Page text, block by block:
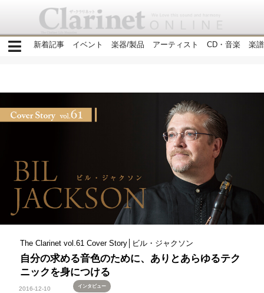
新着記事 イベント 楽器/製品 アーティスト CD・音楽 楽
The Clarinet vol.61 Cover Story│ビル・ジャクソン
自分の求める音色のために、ありとあらゆるテク
ニックを身につける
2016-12-10 インタビュー